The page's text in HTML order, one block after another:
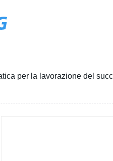
per la lavorazione del